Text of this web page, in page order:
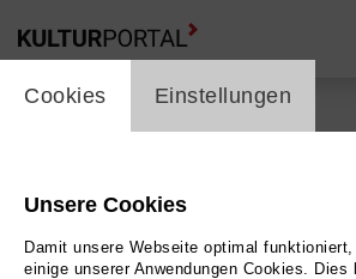
cookie_layer
Cookies Einstellungen
Unsere Cookies
Damit unsere Webseite optimal
einige unserer Anwendungen Cookies.